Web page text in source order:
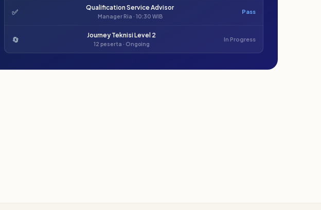
✅ Qualification Service Advisor
Manager Ria · 10:30 WIB
Pass
🔄 Journey Teknisi Level 2
12 peserta · Ongoing
In Progress